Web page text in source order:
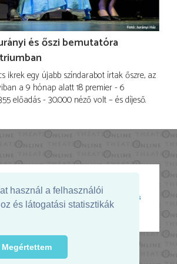
használ a felhasználói
és látogatási statisztikák
Megértettem
és őszi bemutatóra
ikrek egy újabb színdarabot írtak őszre, az
a 9 hónap alatt 18 premier - 6
előadás - 30.000 néző volt – és díjeső.
támogatja:
Online -theater.hu